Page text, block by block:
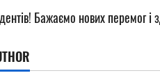
Бажаємо нових перемог і